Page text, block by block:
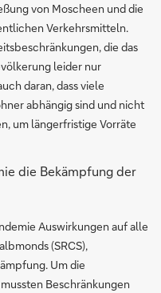
von Moscheen und die
Verkehrsmitteln.
die das
leider nur
daran, dass viele
abhängig sind und nicht
um längerfristige Vorräte
die Bekämpfung der
Auswirkungen auf alle
(SRCS),
Um die
Beschränkungen